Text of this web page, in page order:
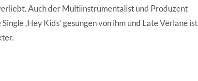
Auch der Multiinstrumentalist und Produzent
‚Hey Kids‘ gesungen von ihm und Late Verlane ist